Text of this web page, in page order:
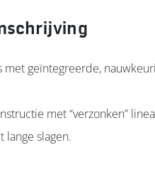
met geïntegreerde,
met “verzonken”
lange slagen.